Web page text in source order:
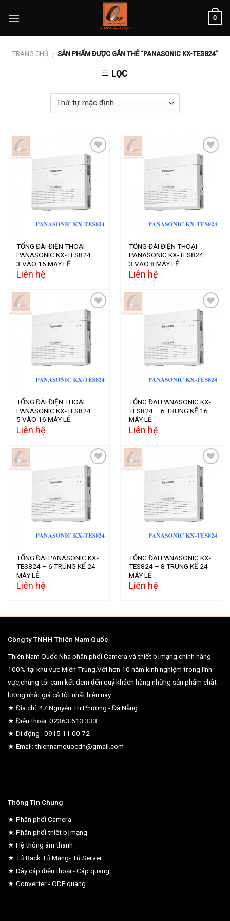
0
TRANG CHỦ / SẢN PHẨM ĐƯỢC GẮN THẺ “PANASONIC KX-TES824”
LỌC
Add to
wishlist
TỔNG ĐÀI ĐIỆN THOẠI
PANASONIC KX-TES824 –
3 VÀO 16 MÁY LẺ
Liên hệ
Add to
wishlist
TỔNG ĐÀI ĐIỆN THOẠI
PANASONIC KX-TES824 –
3 VÀO 8 MÁY LẺ
Liên hệ
Add to
wishlist
TỔNG ĐÀI ĐIỆN THOẠI
PANASONIC KX-TES824 –
5 VÀO 16 MÁY LẺ
Liên hệ
Add to
wishlist
TỔNG ĐÀI PANASONIC KX-
TES824 – 6 TRUNG KẾ 16
MÁY LẺ
Liên hệ
Add to
wishlist
TỔNG ĐÀI PANASONIC KX-
TES824 – 6 TRUNG KẾ 24
MÁY LẺ
Liên hệ
Add to
wishlist
TỔNG ĐÀI PANASONIC KX-
TES824 – 8 TRUNG KẾ 24
MÁY LẺ
Liên hệ
Công ty TNHH Thiên Nam Quốc
Thiên Nam Quốc Nhà phân phối Camera và thiết bị mạng chính hãng
100% tại khu vực Miền Trung.Với hơn 10 năm kinh nghiệm trong lĩnh
vực,chúng tôi cam kết đem đến quý khách hàng những sản phẩm chất
lượng nhất,giá cả tốt nhất hiện nay.
★ Địa chỉ: 47 Nguyễn Tri Phương - Đà Nẵng
★ Điện thoại: 02363 613 333
★ Di động : 0915 11 00 72
★ Email: thiennamquocdn@gmail.com
Thông Tin Chung
★ Phân phối Camera
★ Phân phối thiêt bị mạng
★ Hệ thống âm thanh
★ Tủ Rack Tủ Mạng- Tủ Server
★ Dây cáp điện thoại - Cáp quang
★ Converter - ODF quang